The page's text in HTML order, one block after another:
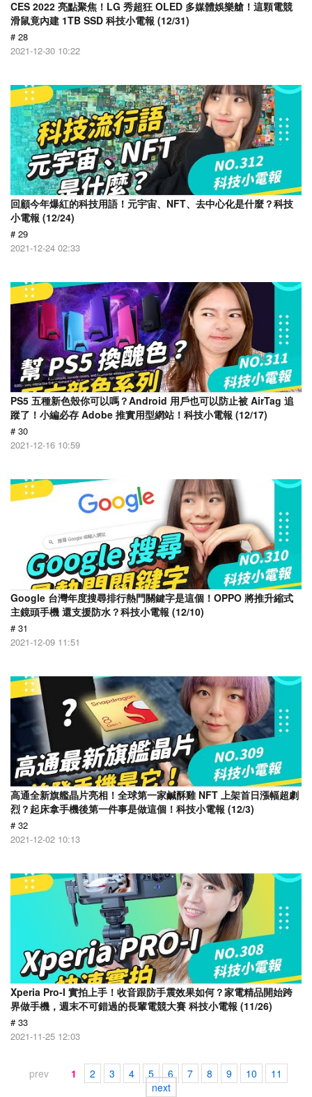
CES 2022 亮點聚焦！LG 秀超狂 OLED 多媒體娛樂艙！這顆電競
滑鼠竟內建 1TB SSD 科技小電報 (12/31)
# 28
2021-12-30 10:22
回顧今年爆紅的科技用語！元宇宙、NFT、去中心化是什麼？科技
小電報 (12/24)
# 29
2021-12-24 02:33
PS5 五種新色殼你可以嗎？Android 用戶也可以防止被 AirTag 追
蹤了！小編必存 Adobe 推實用型網站！科技小電報 (12/17)
# 30
2021-12-16 10:59
Google 台灣年度搜尋排行熱門關鍵字是這個！OPPO 將推升縮式
主鏡頭手機 還支援防水？科技小電報 (12/10)
# 31
2021-12-09 11:51
高通全新旗艦晶片亮相！全球第一家鹹酥雞 NFT 上架首日漲幅超劇
烈？起床拿手機後第一件事是做這個！科技小電報 (12/3)
# 32
2021-12-02 10:13
Xperia Pro-I 實拍上手！收音跟防手震效果如何？家電精品開始跨
界做手機，週末不可錯過的長輩電競大賽 科技小電報 (11/26)
# 33
2021-11-25 12:03
prev 1 2 3 4 5 6 7 8 9 10
11
next